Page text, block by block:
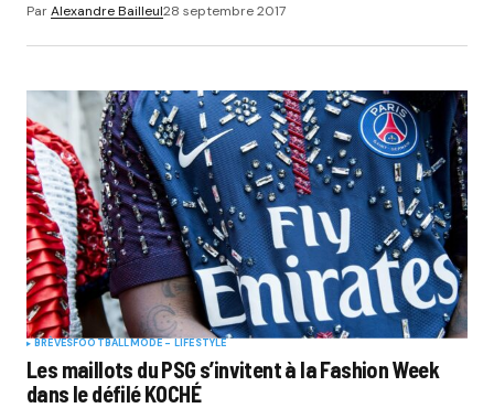
ParAlexandre Bailleul28 septembre 2017
BRÈVESFOOTBALLMODE - LIFESTYLE
Les maillots du PSG s’invitent à la Fashion Week
dans le défilé KOCHÉ